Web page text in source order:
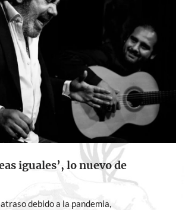
iguales’, lo nuevo de
debido a la pandemia,